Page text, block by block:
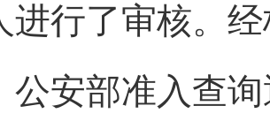
进行了审核。经
公安部准入查